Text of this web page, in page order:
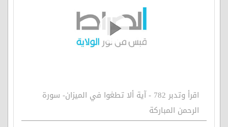
اقرأ وتدبر 782 - آية ألا تطغوا في الميزان- سورة
الرحمن المباركة